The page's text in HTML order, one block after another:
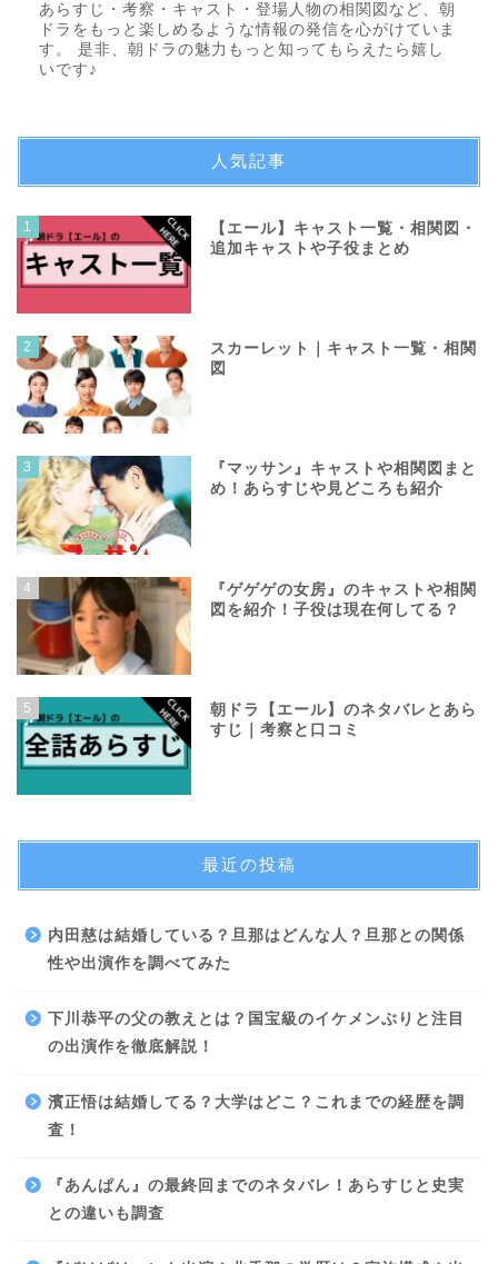
あらすじ・考察・キャスト・登場人物の相関図など、朝
ドラをもっと楽しめるような情報の発信を心がけていま
す。 是非、朝ドラの魅力もっと知ってもらえたら嬉し
いです♪
人気記事
1
【エール】キャスト一覧・相関図・
追加キャストや子役まとめ
2
スカーレット｜キャスト一覧・相関
図
3
『マッサン』キャストや相関図まと
め！あらすじや見どころも紹介
4
『ゲゲゲの女房』のキャストや相関
図を紹介！子役は現在何してる？
5
朝ドラ【エール】のネタバレとあら
すじ｜考察と口コミ
最近の投稿
内田慈は結婚している？旦那はどんな人？旦那との関係
性や出演作を調べてみた
下川恭平の父の教えとは？国宝級のイケメンぶりと注目
の出演作を徹底解説！
濱正悟は結婚してる？大学はどこ？これまでの経歴を調
査！
『あんぱん』の最終回までのネタバレ！あらすじと史実
との違いも調査